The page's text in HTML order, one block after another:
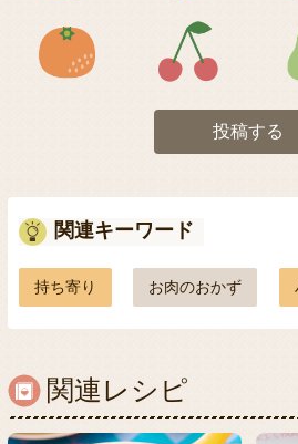
アイコン5 アイコ
投稿する
関連キーワード
持ち寄り お肉のおかず
関連レシピ